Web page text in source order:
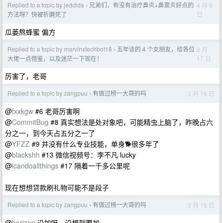
Replied to a topic by jeddida › 兄弟们，有没有治疗鼻炎+鼻窦炎好点的
方法呀？快被折磨死了
4 月 8
日
瓜蒌熬蜂蜜 偏方
Replied to a topic by marvinxtechbot18 › 五年谈的 4 个女朋友，给各位
大佬一点借鉴，以及迷茫一下现在！
3 月
17 日
厉害了，老哥
Replied to a topic by zangpuu › 有做过榜一大哥的吗 3 月 16 日
@fxxkgw #6 老哥厉害啊
@CommitBug #8 真实想法是处对象吧，可能精虫上脑了，昨晚占六
分之一，到今天占五分之一了
@YFZZ #9 并没有什么专业技能，单身🐕很多年了
@blackshh #13 微信视频号：李不凡 lucky
@icandoallthings #17 隔着一千多公里呢
现在想想贷款刷礼物可能不是段子
Replied to a topic by zangpuu › 有做过榜一大哥的吗 3 月 16 日